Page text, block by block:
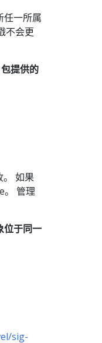
任一所属
不会更
提供的
。 如果
。 管理
位于同一
sig-